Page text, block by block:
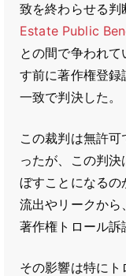
致を終わらせる判
Estate Public
との間で争われ
す前に著作権登録
一致で判決した。
この裁判は無許
ったが、この判
ぼすことになる
流出やリークから
著作権トロール訴
その影響は特にト